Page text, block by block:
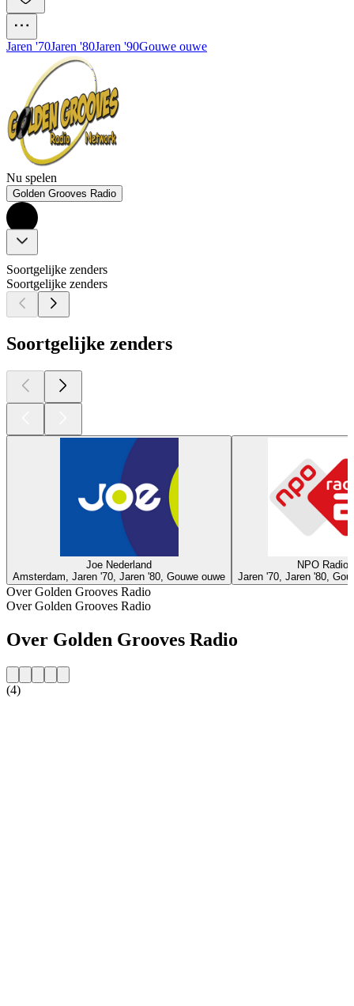
Jaren '70Jaren '80Jaren '90Gouwe ouwe
Nu spelen
Golden Grooves Radio
Soortgelijke zenders
Soortgelijke zenders
Soortgelijke zenders
Joe Nederland
Amsterdam, Jaren '70, Jaren '80, Gouwe ouwe
NPO Radio
Jaren '70, Jaren '80,
Over Golden Grooves Radio
Over Golden Grooves Radio
Over Golden Grooves Radio
(4)